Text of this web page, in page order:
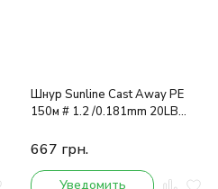
Шнур Sunline Cast Away PE
150м # 1.2 /0.181mm 20LB
667 грн.
Уведомить